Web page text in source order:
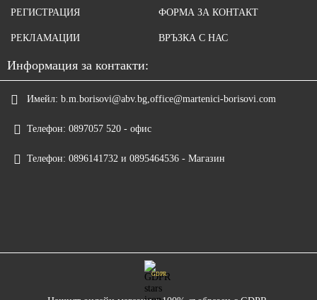
РЕГИСТРАЦИЯ
РЕКЛАМАЦИИ
ФОРМА ЗА КОНТАКТ
ВРЪЗКА С НАС
Информация за контакти:
Имейл: b.m.borisovi@abv.bg,office@martenici-borisovi.com
Телефон: 0897057 520 - офис
Телефон: 0896141732 и 0895464536 - Магазин
GDPR